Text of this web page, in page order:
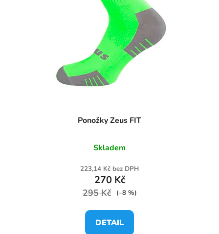
Ponožky Zeus FIT
Skladem
223,14 Kč bez DPH
270 Kč
295 Kč (–8 %)
DETAIL